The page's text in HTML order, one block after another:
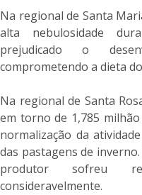
Na regional de Santa
alta nebulosidade
prejudicado o
comprometendo a dieta
Na regional de Santa
em torno de 1,785
normalização da
das pastagens de
produtor sofreu
consideravelmente.